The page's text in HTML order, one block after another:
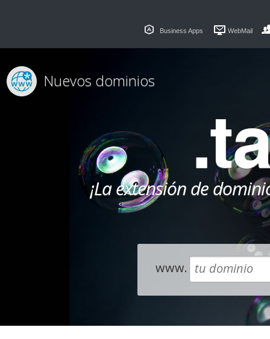
Business Apps WebMail
¡La extensión de
Nuevos dominios
www.